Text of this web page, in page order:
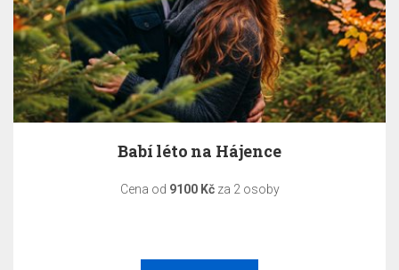
Babí léto na Hájence
Cena od 9100 Kčza 2 osoby